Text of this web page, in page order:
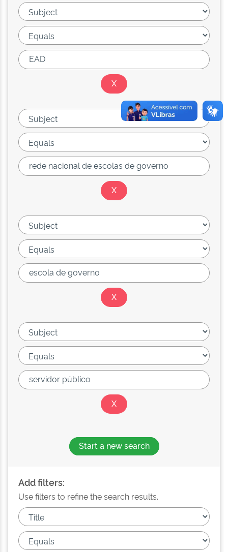
Start a new search
Add filters:
Use filters to refine the search results.